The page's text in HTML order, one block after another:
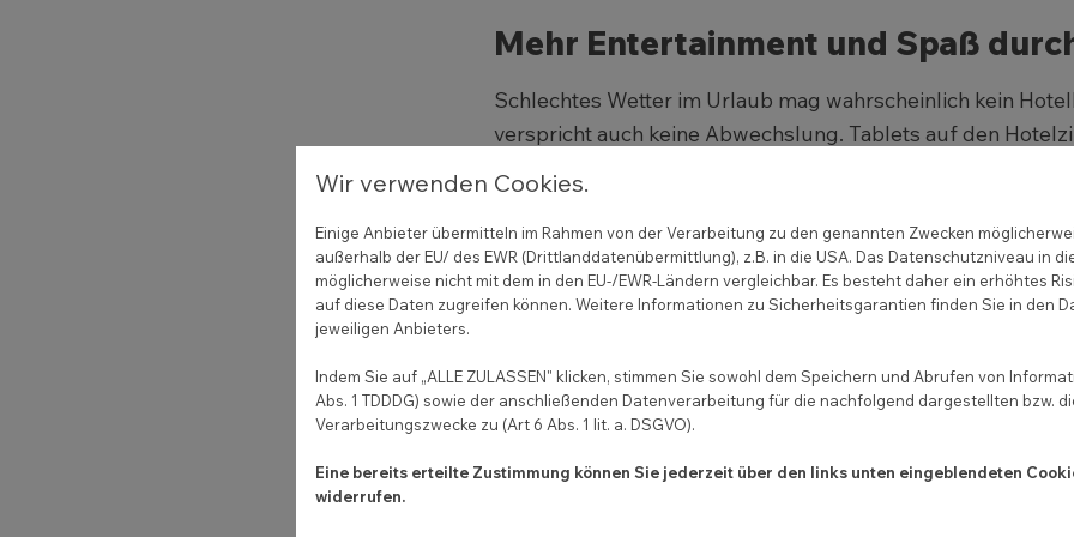
Mehr Entertainment und Spaß
Schlechtes Wetter im Urlaub mag wahrscheinlich kein
verspricht auch keine Abwechslung. Tablets auf den
„digitaler Concierge“ stehen sie deinen Gästen immer zur
bei den Infoscreens zentral zur Verfügung gestellt
Hotelmagazin, Angebote im Spa, den Kontakt zum
Was außerdem kein Hotelgast mag, sind lange
vermeiden, etwa wenn das Hotelzimmer noch nicht fertig
Auch hier können Infoscreens verhindern, dass die gute
Film lassen den Urlaub mit der richtigen Portion Spaß
Vorteil fürs Hotel: Direktes
Wir verwenden Cookies.
Einige Anbieter übermitteln im Rahmen von der Verarbeitung zu den genannten Zwecken
außerhalb der EU/ des EWR (Drittlanddatenübermittlung), z.B. in die USA. Das Datenschutzniveau in
möglicherweise nicht mit dem in den EU-/EWR-Ländern vergleichbar. Es besteht daher ein erhöhtes
auf diese Daten zugreifen können. Weitere Informationen zu Sicherheitsgarantien finden Sie in den
jeweiligen Anbieters.
Indem Sie auf „ALLE ZULASSEN" klicken, stimmen Sie sowohl dem Speichern und Abrufen von
Abs. 1 TDDDG) sowie der anschließenden Datenverarbeitung für die nachfolgend dargestellten bzw.
Verarbeitungszwecke zu (Art 6 Abs. 1 lit. a. DSGVO).
Eine bereits erteilte Zustimmung können Sie jederzeit über den links unten eingeblendeten
widerrufen.